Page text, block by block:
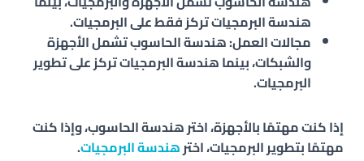
هندسة البرمجيات تركز فقط على البرمجيات.
مجالات العمل: هندسة الحاسوب تشمل الأجهزة
والشبكات، بينما هندسة البرمجيات تركز على تطوير
البرمجيات.
إذا كنت مهتمًا بالأجهزة، اختر هندسة الحاسوب، وإذا كنت
مهتمًا بتطوير البرمجيات، اخترهندسة البرمجيات.